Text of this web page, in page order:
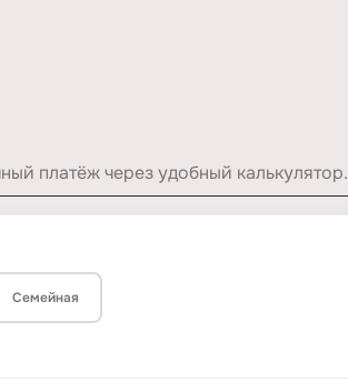
платёж через удобный калькулятор.
Семейная